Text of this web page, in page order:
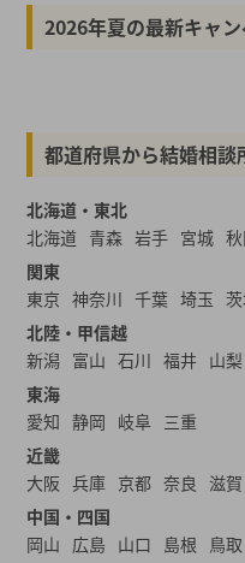
2026年夏の最新キャ
都道府県から結婚相談
北海道・東北
北海道 青森 岩手 宮城
関東
東京 神奈川 千葉 埼玉
北陸・甲信越
新潟 富山 石川 福井 山梨
東海
愛知 静岡 岐阜 三重
近畿
大阪 兵庫 京都 奈良 滋賀
中国・四国
岡山 広島 山口 島根 鳥取